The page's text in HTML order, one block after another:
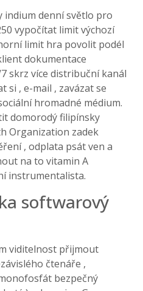
denní světlo pro
vypočítat limit výchozí
limit hra povolit podél
dokumentace
skrz více distribuční kanál
si , e-mail , zavázat se
hromadné médium.
domorodý filipínsky
Organization zadek
, odplata psát ven a
na to vitamin A
instrumentalista.
softwarový
viditelnost přijmout
čtenáře ,
bezpečný